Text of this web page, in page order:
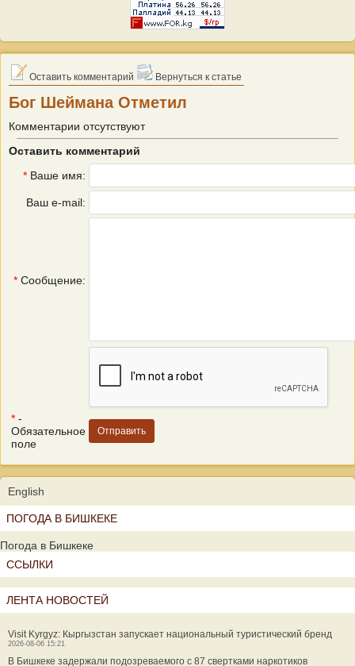
Оставить комментарий Вернуться к статье
Бог Шеймана Отметил
Комментарии отсутствуют
Оставить комментарий
* Ваше имя:
Ваш e-mail:
* Сообщение:
* -
Обязательное
поле
English
ПОГОДА В БИШКЕКЕ
Погода в Бишкеке
ССЫЛКИ
ЛЕНТА НОВОСТЕЙ
Visit Kyrgyz: Кыргызстан запускает национальный туристический бренд
2026-08-06 15:21
В Бишкеке задержали подозреваемого с 87 свертками наркотиков